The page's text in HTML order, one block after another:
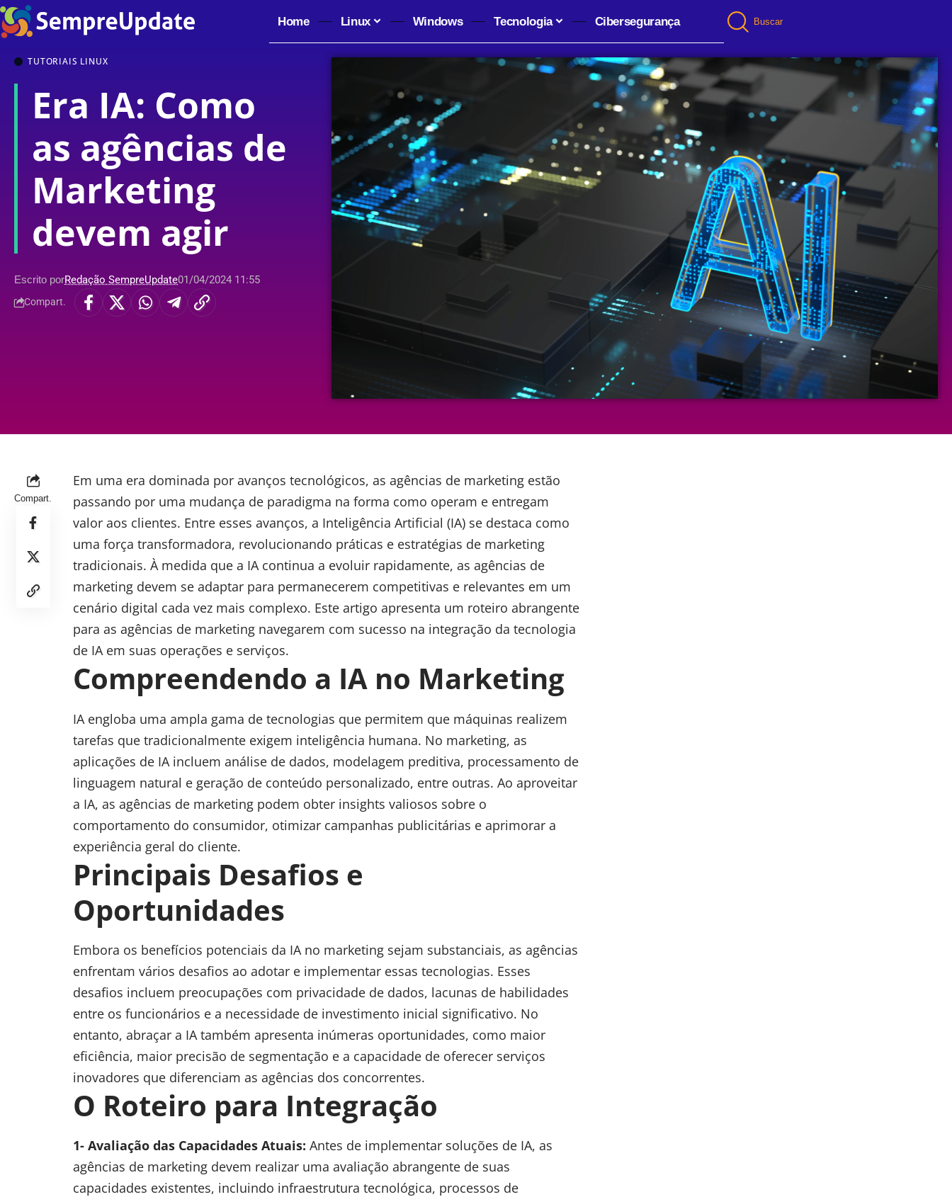
Home Linux Windows Tecnologia Cibersegurança Buscar
TUTORIAIS LINUX
Era IA: Como
as agências de
Marketing
devem agir
Escrito porRedação SempreUpdate01/04/2024 11:55
Compart.
Compart.
Em uma era dominada por avanços tecnológicos, as agências de marketing estão
passando por uma mudança de paradigma na forma como operam e entregam
valor aos clientes. Entre esses avanços, a Inteligência Artificial (IA) se destaca como
uma força transformadora, revolucionando práticas e estratégias de marketing
tradicionais. À medida que a IA continua a evoluir rapidamente, as agências de
marketing devem se adaptar para permanecerem competitivas e relevantes em um
cenário digital cada vez mais complexo. Este artigo apresenta um roteiro abrangente
para as agências de marketing navegarem com sucesso na integração da tecnologia
de IA em suas operações e serviços.
Compreendendo a IA no Marketing
IA engloba uma ampla gama de tecnologias que permitem que máquinas realizem
tarefas que tradicionalmente exigem inteligência humana. No marketing, as
aplicações de IA incluem análise de dados, modelagem preditiva, processamento de
linguagem natural e geração de conteúdo personalizado, entre outras. Ao aproveitar
a IA, as agências de marketing podem obter insights valiosos sobre o
comportamento do consumidor, otimizar campanhas publicitárias e aprimorar a
experiência geral do cliente.
Principais Desafios e
Oportunidades
Embora os benefícios potenciais da IA no marketing sejam substanciais, as agências
enfrentam vários desafios ao adotar e implementar essas tecnologias. Esses
desafios incluem preocupações com privacidade de dados, lacunas de habilidades
entre os funcionários e a necessidade de investimento inicial significativo. No
entanto, abraçar a IA também apresenta inúmeras oportunidades, como maior
eficiência, maior precisão de segmentação e a capacidade de oferecer serviços
inovadores que diferenciam as agências dos concorrentes.
O Roteiro para Integração
1- Avaliação das Capacidades Atuais: Antes de implementar soluções de IA, as
agências de marketing devem realizar uma avaliação abrangente de suas
capacidades existentes, incluindo infraestrutura tecnológica, processos de